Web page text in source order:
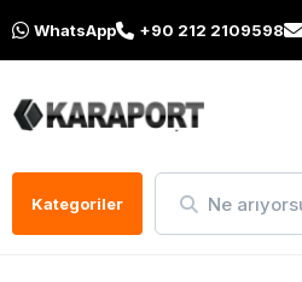
WhatsApp +90 212 2109598
Kategoriler Ne